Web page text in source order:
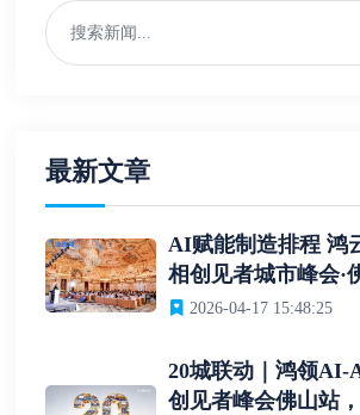
最新文章
AI赋能制造排程 鸿
相创见者城市峰会·
2026-04-17 15:48:25
20城联动｜鸿领AI-
创见者峰会佛山站